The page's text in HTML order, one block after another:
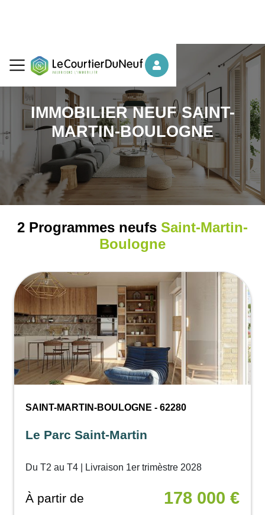
IMMOBILIER NEUF SAINT-
MARTIN-BOULOGNE
2 Programmes neufs Saint-Martin-
Boulogne
SAINT-MARTIN-BOULOGNE - 62280
Le Parc Saint-Martin
Du T2 au T4 | Livraison 1er trimèstre 2028
À partir de 178 000 €